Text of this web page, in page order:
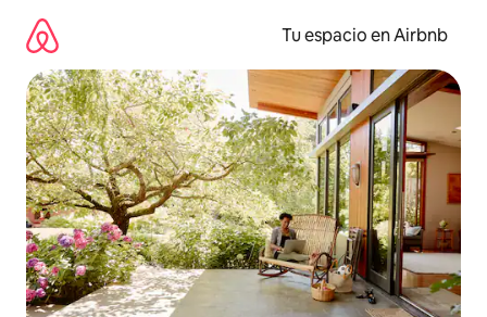
contenido
Tu espacio en Airbnb